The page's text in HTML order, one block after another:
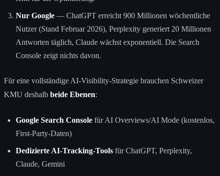
Nur Google — ChatGPT erreicht 900 Millionen wöchentliche
Nutzer (Stand Februar 2026), Perplexity generiert 20 Millionen
Antworten täglich, Claude wächst exponentiell. Die Search
Console zeigt nichts davon.
Für eine vollständige AI-Visibility-Strategie brauchen Schweizer
KMU deshalb beide Ebenen:
Google Search Console für AI Overviews/AI Mode (kostenlos,
First-Party-Daten)
Dedizierte AI-Tracking-Tools für ChatGPT, Perplexity,
Claude, Gemini